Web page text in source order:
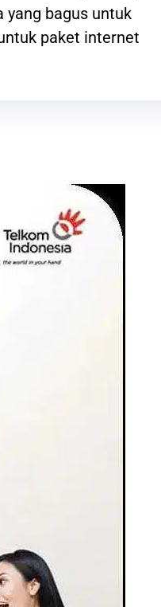
yang bagus untuk
paket internet